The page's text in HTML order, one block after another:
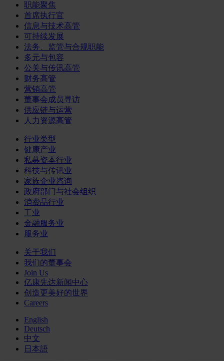
职能聚焦
首席执行官
信息与技术高管
可持续发展
法务、监管与合规职能
多元与包容
公关与传讯高管
财务高管
营销高管
董事会成员寻访
供应链与运营
人力资源高管
行业类型
健康产业
私募资本行业
科技与传讯业
家族企业咨询
政府部门与社会组织
消费品行业
工业
金融服务业
服务业
关于我们
我们的董事会
Join Us
亿康先达新闻中心
创造更美好的世界
Careers
English
Deutsch
中文
日本語